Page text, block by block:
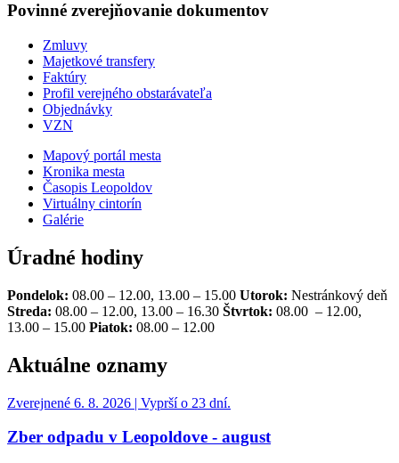
Povinné zverejňovanie dokumentov
Zmluvy
Majetkové transfery
Faktúry
Profil verejného obstarávateľa
Objednávky
VZN
Mapový portál mesta
Kronika mesta
Časopis Leopoldov
Virtuálny cintorín
Galérie
Úradné hodiny
Pondelok: 08.00 – 12.00, 13.00 – 15.00 Utorok: Nestránkový deň
Streda: 08.00 – 12.00, 13.00 – 16.30 Štvrtok: 08.00 – 12.00,
13.00 – 15.00 Piatok: 08.00 – 12.00
Aktuálne oznamy
Zverejnené 6. 8. 2026 | Vyprší o 23 dní.
Zber odpadu v Leopoldove - august